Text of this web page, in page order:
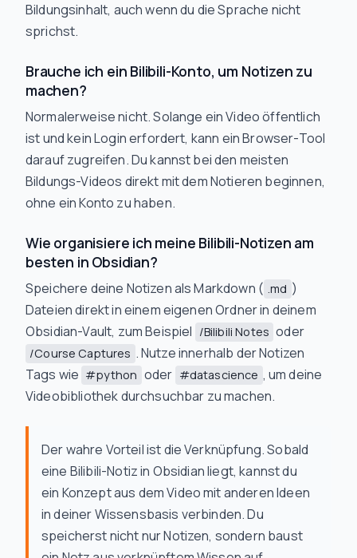
Bildungsinhalt, auch wenn du die Sprache nicht
sprichst.
Brauche ich ein Bilibili-Konto, um Notizen zu
machen?
Normalerweise nicht. Solange ein Video öffentlich
ist und kein Login erfordert, kann ein Browser-Tool
darauf zugreifen. Du kannst bei den meisten
Bildungs-Videos direkt mit dem Notieren beginnen,
ohne ein Konto zu haben.
Wie organisiere ich meine Bilibili-Notizen am
besten in Obsidian?
Speichere deine Notizen als Markdown ( .md )
Dateien direkt in einem eigenen Ordner in deinem
Obsidian-Vault, zum Beispiel /Bilibili Notes oder
/Course Captures . Nutze innerhalb der Notizen
Tags wie #python oder #datascience , um deine
Videobibliothek durchsuchbar zu machen.
Der wahre Vorteil ist die Verknüpfung. Sobald
eine Bilibili-Notiz in Obsidian liegt, kannst du
ein Konzept aus dem Video mit anderen Ideen
in deiner Wissensbasis verbinden. Du
speicherst nicht nur Notizen, sondern baust